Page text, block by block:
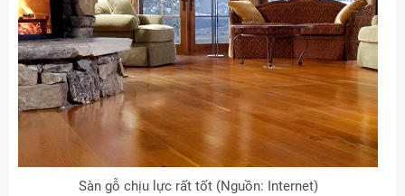
Sàn gỗ chịu lực rất tốt (Nguồn: Internet)